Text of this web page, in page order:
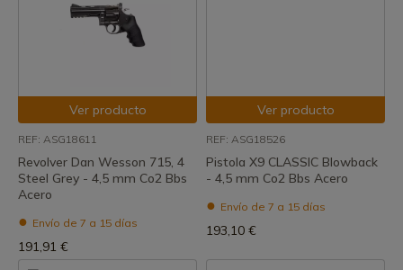
Ver producto
REF: ASG18611
Revolver Dan Wesson 715, 4
Steel Grey - 4,5 mm Co2 Bbs
Acero
Envío de 7 a 15 días
191,91 €
Ver producto
REF: ASG18526
Pistola X9 CLASSIC Blowback
- 4,5 mm Co2 Bbs Acero
Envío de 7 a 15 días
193,10 €